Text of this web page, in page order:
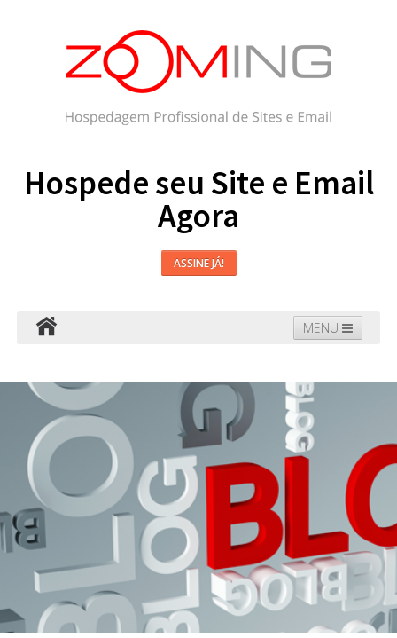
Hospede seu Site e Email
Agora
ASSINE JÁ!
MENU
Domínios Blog Suporte